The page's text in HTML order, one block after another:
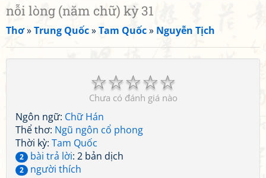
nỗi lòng (năm chữ) kỳ 31
Thơ»Trung Quốc»Tam Quốc» Nguyễn Tịch
☆
☆
☆
☆
☆
Chưa có đánh giá nào
Ngôn ngữ: Chữ Hán
Thể thơ: Ngũ ngôn cổ phong
Thời kỳ: Tam Quốc
2 bài trả lời: 2 bản dịch
2
người thích